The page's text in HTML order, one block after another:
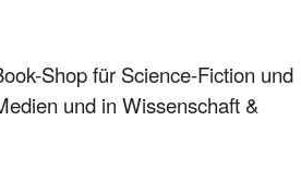
Shop für Science-Fiction und
und in Wissenschaft &